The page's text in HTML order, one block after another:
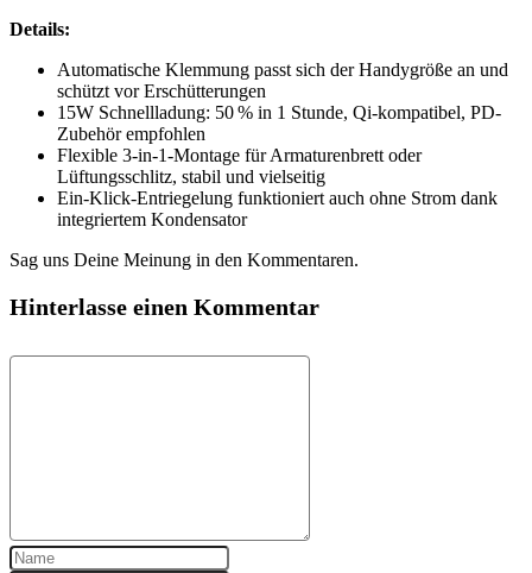
Details:
Automatische Klemmung passt sich der Handygröße an und
schützt vor Erschütterungen
15W Schnellladung: 50 % in 1 Stunde, Qi-kompatibel, PD-
Zubehör empfohlen
Flexible 3-in-1-Montage für Armaturenbrett oder
Lüftungsschlitz, stabil und vielseitig
Ein-Klick-Entriegelung funktioniert auch ohne Strom dank
integriertem Kondensator
Sag uns Deine Meinung in den Kommentaren.
Hinterlasse einen Kommentar